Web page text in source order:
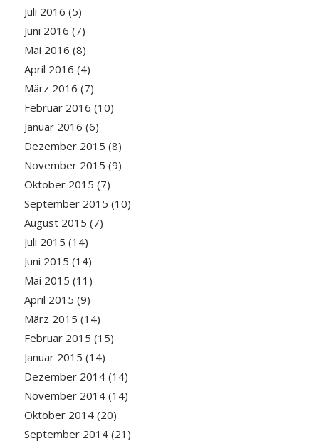
Juli 2016 (5)
Juni 2016 (7)
Mai 2016 (8)
April 2016 (4)
März 2016 (7)
Februar 2016 (10)
Januar 2016 (6)
Dezember 2015 (8)
November 2015 (9)
Oktober 2015 (7)
September 2015 (10)
August 2015 (7)
Juli 2015 (14)
Juni 2015 (14)
Mai 2015 (11)
April 2015 (9)
März 2015 (14)
Februar 2015 (15)
Januar 2015 (14)
Dezember 2014(14)
November 2014(14)
Oktober 2014(20)
September 2014(21)